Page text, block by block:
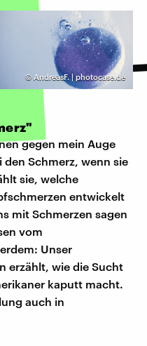
© AndreasF. | photocase.de
gegen mein Auge
Schmerz, wenn sie
sie, welche
entwickelt
mit Schmerzen sagen
vom
Unser
erzählt, wie die Sucht
kaputt macht.
auch in